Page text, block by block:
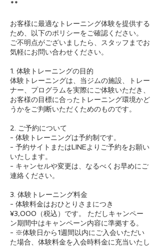
**
お客様に最適なトレーニング体験を提供する
ため、以下のポリシーをご確認ください。
ご不明点がございましたら、スタッフまでお
気軽にお問い合わせください。
1. 体験トレーニングの目的
体験トレーニングは、当ジムの施設、トレー
ナー、プログラムを実際にご体験いただき、
お客様の目標に合ったトレーニング環境かど
うかをご判断いただくためのものです。
2. ご予約について
- 体験トレーニングは予約制です。
- 予約サイトまたはLINEよりご予約をお願い
いたします。
- キャンセルや変更は、なるべくお早めにご
連絡ください。
3. 体験トレーニング料金
- 体験料金はおひとりさまにつき
¥3,000（税込）です。 ただしキャンペー
ン期間中はキャンペーン内容に準拠する。
- ※体験日から1週間以内にご入会いただい
た場合、体験料金を入会時料金に充当いたし